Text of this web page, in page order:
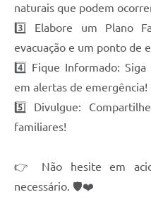
A Prefeitura
Diário Oficial
naturais que podem
3️⃣ Elabore um Plano
evacuação e um ponto de
4️⃣ Fique Informado:
em alertas de emergência!
5️⃣ Divulgue:
familiares!
👉 Não hesite em
necessário. 🛡️❤️